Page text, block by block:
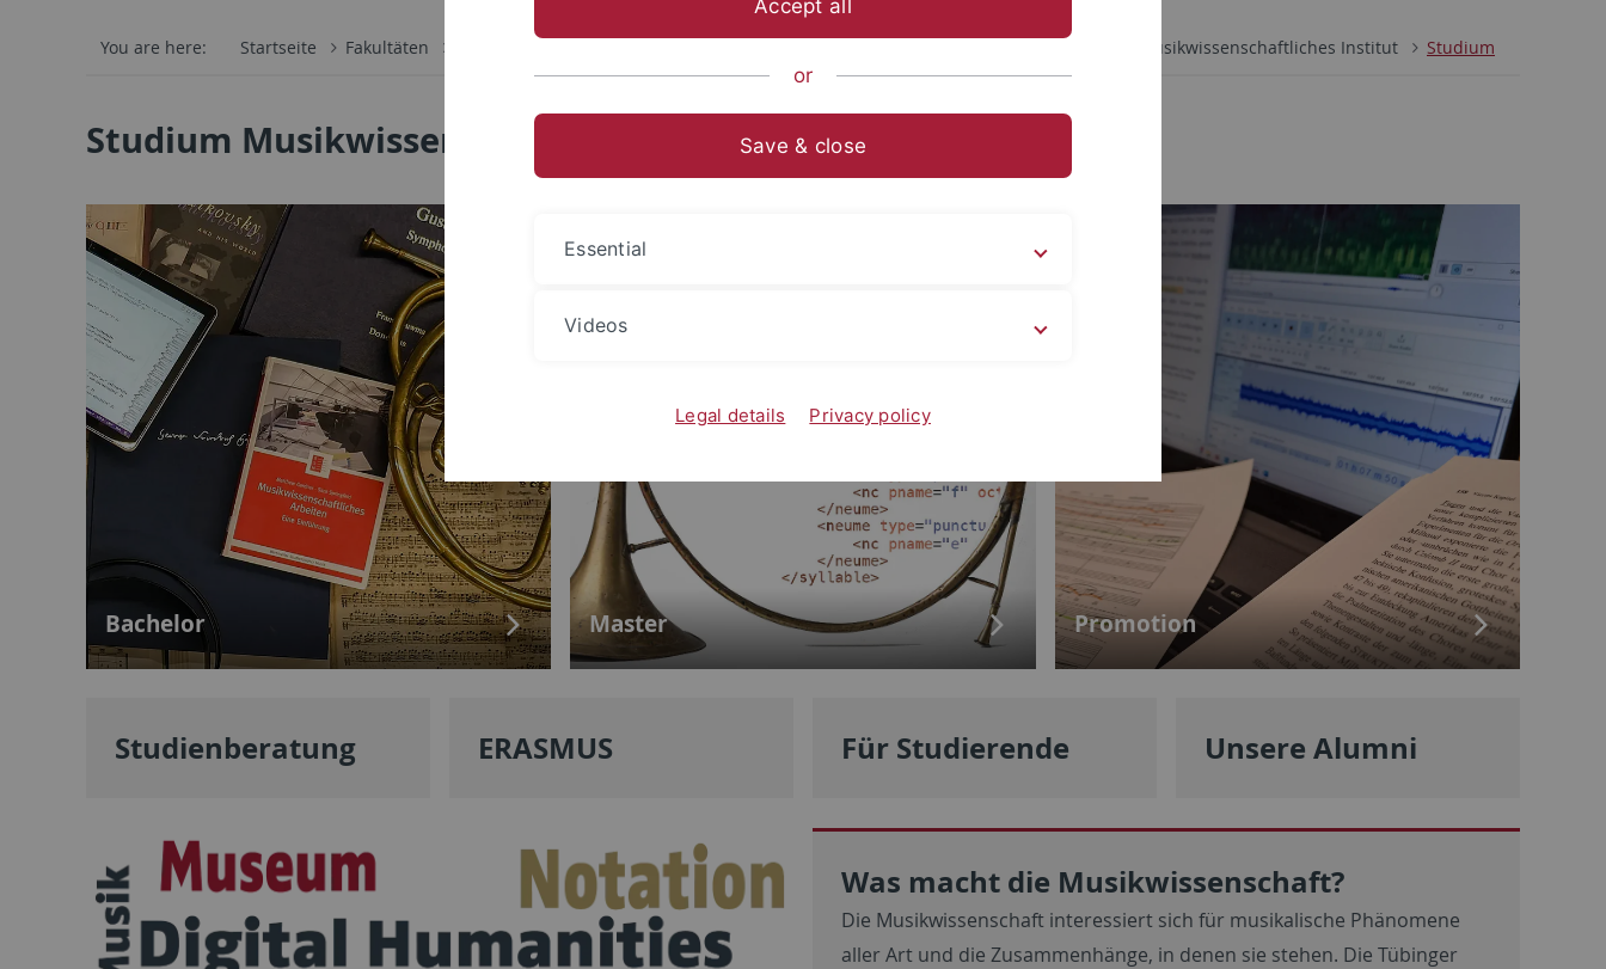
You are here: Startseite Fakultäten Musikwissenschaftliches Institut Studium
Studium Musikwissenschaft
Bachelor Master Promotion
Studienberatung ERASMUS Für Studierende Unsere Alumni
Was macht die Musikwissenschaft?
Die Musikwissenschaft interessiert sich für musikalische Phänomene
aller Art und die Zusammenhänge, in denen sie stehen. Die Tübinger
Accept all
or
Save & close
Essential
Videos
Legal details Privacy policy